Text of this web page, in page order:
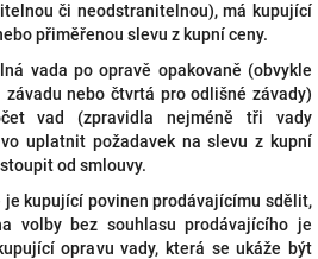
či neodstranitelnou), má kupující
přiměřenou slevu z kupní ceny.
vada po opravě opakovaně (obvykle
nebo čtvrtá pro odlišné závady)
vad (zpravidla nejméně tři vady
uplatnit požadavek na slevu z kupní
od smlouvy.
kupující povinen prodávajícímu sdělit,
volby bez souhlasu prodávajícího je
opravu vady, která se ukáže být